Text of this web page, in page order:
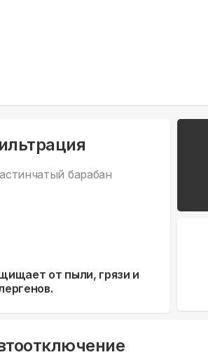
барабан
от пыли, грязи и